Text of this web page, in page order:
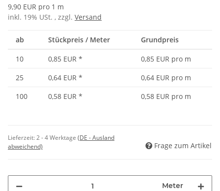
9,90 EUR pro 1 m
inkl. 19% USt. , zzgl. Versand
ab Stückpreis / Meter Grundpreis
10 0,85 EUR *
0,85 EUR pro m
25
0,64 EUR *
0,64 EUR pro m
100
0,58 EUR * 0,58 EUR pro m
Lieferzeit:2 - 4 Werktage (DE - Ausland
abweichend)
Frage zum Artikel
Meter